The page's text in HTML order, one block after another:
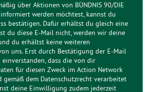
über Aktionen von BÜNDNIS 90/DIE
informiert werden möchtest, kannst du
bestätigen. Dafür erhältst du gleich eine
du diese E-Mail nicht, werden wir deine
du erhältst keine weiteren
uns. Erst durch Bestätigung der E-Mail
dass die von dir
für diesen Zweck im Action Network
gemäß dem Datenschutzrecht verarbeitet
deine Einwilligung zudem jederzeit